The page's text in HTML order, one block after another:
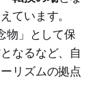
ています。
物」として保
なるなど、自
リズムの拠点